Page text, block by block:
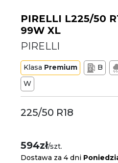
PIRELLI L225/50
99W XL
PIRELLI
Klasa Premium B
W
225/50 R18
594zł/szt.
Dostawa za 4 dni